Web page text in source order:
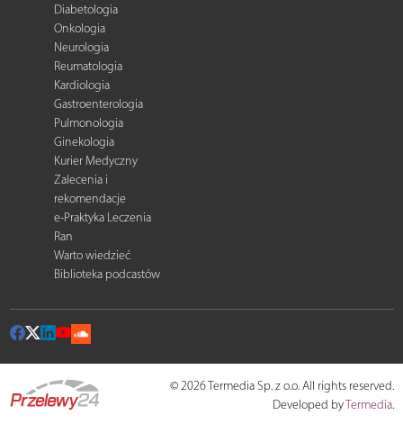
Diabetologia
Onkologia
Neurologia
Reumatologia
Kardiologia
Gastroenterologia
Pulmonologia
Ginekologia
Kurier Medyczny
Zalecenia i
rekomendacje
e-Praktyka Leczenia
Ran
Warto wiedzieć
Biblioteka podcastów
© 2026 Termedia Sp. z o.o. All rights reserved.
Developed byTermedia.